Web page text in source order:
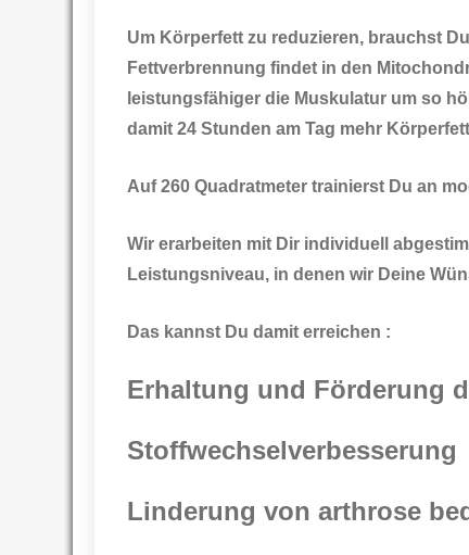
Um Körperfett zu reduzieren, brauchst
Fettverbrennung findet in den
leistungsfähiger die Muskulatur um so
damit 24 Stunden am Tag mehr
Auf 260 Quadratmeter trainierst Du an
Wir erarbeiten mit Dir individuell
Leistungsniveau, in denen wir Deine
Das kannst Du damit erreichen :
Erhaltung und Förderung
Stoffwechselverbesserung
Linderung von arthrose